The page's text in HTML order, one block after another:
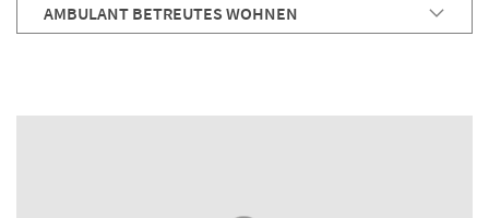
AMBULANT BETREUTES WOHNEN